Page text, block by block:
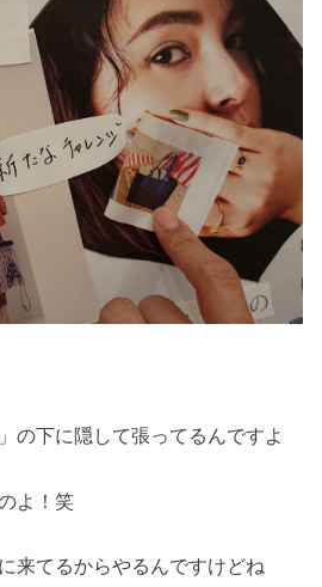
の下に隠して張ってるんですよ
よ！笑
来てるからやるんですけどね